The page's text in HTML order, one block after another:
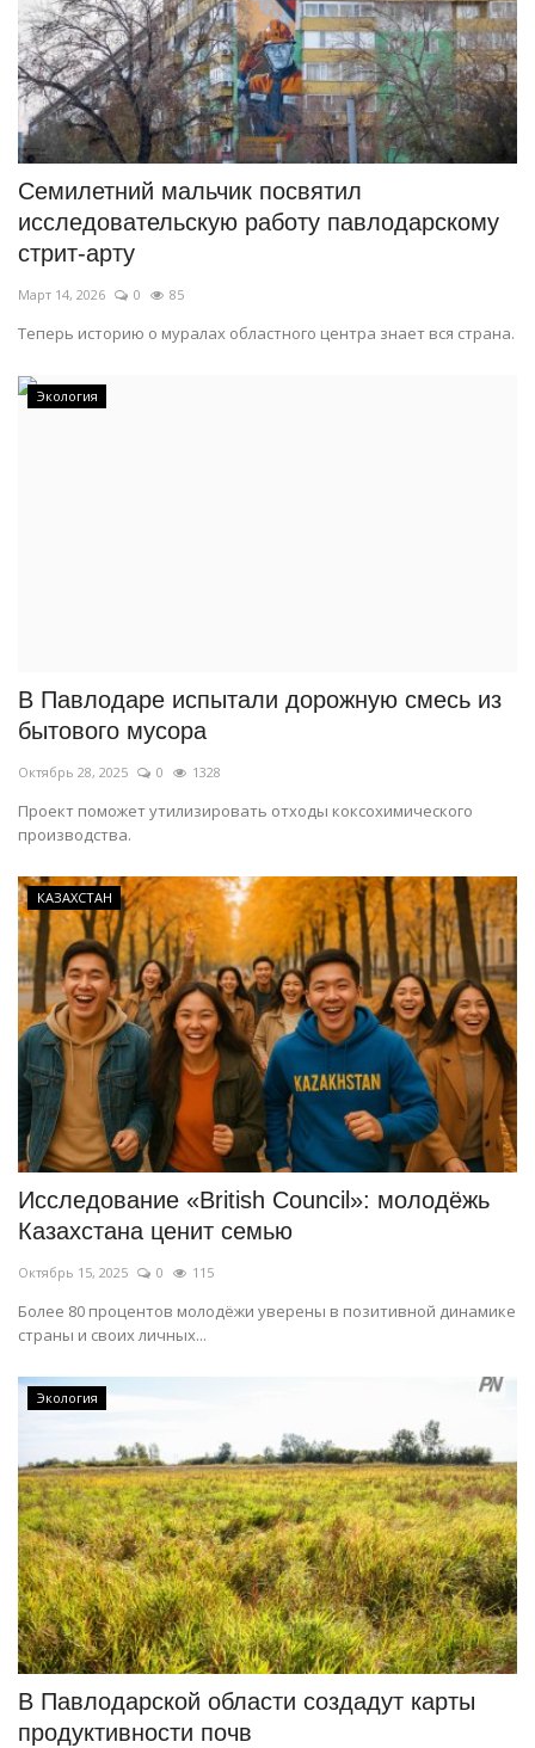
Семилетний мальчик посвятил
исследовательскую работу павлодарскому
стрит-арту
Март 14, 2026 0 85
Теперь историю о муралах областного центра знает вся страна.
Экология
В Павлодаре испытали дорожную смесь из
бытового мусора
Октябрь 28, 2025 0 1328
Проект поможет утилизировать отходы коксохимического
производства.
КАЗАХСТАН
Исследование «British Council»: молодёжь
Казахстана ценит семью
Октябрь 15, 2025 0 115
Более 80 процентов молодёжи уверены в позитивной динамике
страны и своих личных...
Экология
В Павлодарской области создадут карты
продуктивности почв